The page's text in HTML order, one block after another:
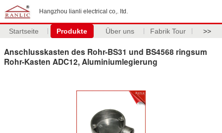
Hangzhou lianli electrical co,. ltd.
Startseite Produkte Über uns Fabrik Tour >>
Anschlusskasten des Rohr-BS31 und BS4568 ringsum
Rohr-Kasten ADC12, Aluminiumlegierung